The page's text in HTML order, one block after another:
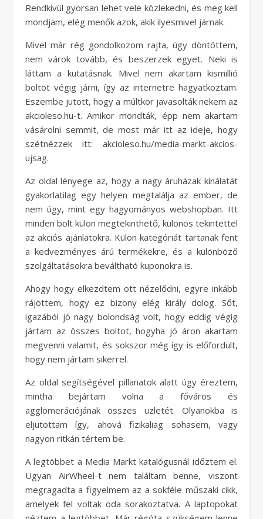
Rendkívül gyorsan lehet vele közlekedni, és meg kell
mondjam, elég menők azok, akik ilyesmivel járnak.
Mivel már rég gondolkozom rajta, úgy döntöttem,
nem várok tovább, és beszerzek egyet. Neki is
láttam a kutatásnak. Mivel nem akartam kismillió
boltot végig járni, így az internetre hagyatkoztam.
Eszembe jutott, hogy a múltkor javasolták nekem az
akcioleso.hu-t. Amikor mondták, épp nem akartam
vásárolni semmit, de most már itt az ideje, hogy
szétnézzek itt: akcioleso.hu/media-markt-akcios-
ujsag.
Az oldal lényege az, hogy a nagy áruházak kínálatát
gyakorlatilag egy helyen megtalálja az ember, de
nem úgy, mint egy hagyományos webshopban. Itt
minden bolt külön megtekinthető, különös tekintettel
az akciós ajánlatokra. Külön kategóriát tartanak fent
a kedvezményes árú termékekre, és a különböző
szolgáltatásokra beváltható kuponokra is.
Ahogy hogy elkezdtem ott nézelődni, egyre inkább
rájöttem, hogy ez bizony elég király dolog. Sőt,
igazából jó nagy bolondság volt, hogy eddig végig
jártam az összes boltot, hogyha jó áron akartam
megvenni valamit, és sokszor még így is előfordult,
hogy nem jártam sikerrel.
Az oldal segítségével pillanatok alatt úgy éreztem,
mintha bejártam volna a főváros és
agglomerációjának összes üzletét. Olyanokba is
eljutottam így, ahová fizikaliag sohasem, vagy
nagyon ritkán tértem be.
A legtöbbet a Media Markt katalógusnál időztem el.
Ugyan AirWheel-t nem találtam benne, viszont
megragadta a figyelmem az a sokféle műszaki cikk,
amelyek fel voltak oda sorakoztatva. A laptopokat